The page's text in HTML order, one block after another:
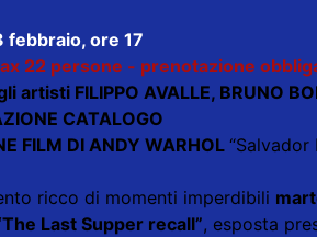
febbraio, ore 17
22 persone - prenotazione
artisti FILIPPO AVALLE, BRUNO
CATALOGO
FILM DI ANDY WARHOL “Salvador
ricco di momenti imperdibili
Last Supper recall”, esposta